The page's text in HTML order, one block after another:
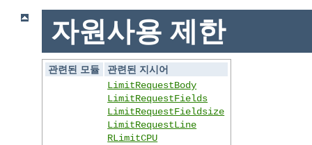
자원사용 제한
관련된 모듈
관련된 지시어
LimitRequestBody
LimitRequestFields
LimitRequestFieldsize
LimitRequestLine
RLimitCPU